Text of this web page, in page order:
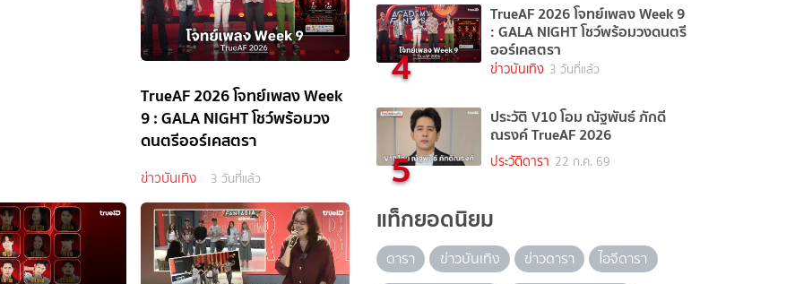
TrueAF 2026 โจทย์เพลง Week
9 : GALA NIGHT โชว์พร้อมวง
ดนตรีออร์เคสตรา
ข่าวบันเทิง 3 วันที่แล้ว
4
TrueAF 2026 โจทย์เพลง Week 9
: GALA NIGHT โชว์พร้อมวงดนตรี
ออร์เคสตรา
ข่าวบันเทิง 3 วันที่แล้ว
5
ประวัติ V10 โอม ณัฐพันธ์ ภักดี
ณรงค์ TrueAF 2026
ประวัติดารา 22 ก.ค. 69
แท็กยอดนิยม
ดารา ข่าวบันเทิง ข่าวดารา
ไอจีดารา